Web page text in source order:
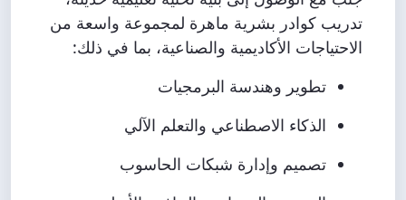
تدريب كوادر بشرية ماهرة لمجموعة واسعة من
الاحتياجات الأكاديمية والصناعية، بما في ذلك:
تطوير وهندسة البرمجيات
الذكاء الاصطناعي والتعلم الآلي
تصميم وإدارة شبكات الحاسوب